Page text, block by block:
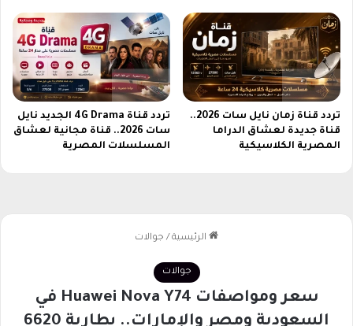
0
م
ي
ج
ا
ب
ك
س
ل
تردد قناة زمان نايل سات 2026..
قناة جديدة لعشاق الدراما
المصرية الكلاسيكية
تردد قناة 4G Drama الجديد نايل
سات 2026.. قناة مجانية لعشاق
المسلسلات المصرية